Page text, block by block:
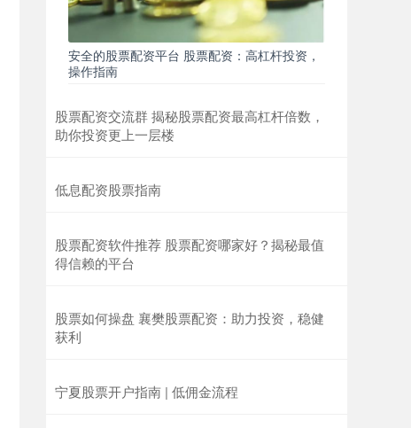
安全的股票配资平台 股票配资：高杠杆投资，
操作指南
股票配资交流群 揭秘股票配资最高杠杆倍数，
助你投资更上一层楼
低息配资股票指南
股票配资软件推荐 股票配资哪家好？揭秘最值
得信赖的平台
股票如何操盘 襄樊股票配资：助力投资，稳健
获利
宁夏股票开户指南 | 低佣金流程